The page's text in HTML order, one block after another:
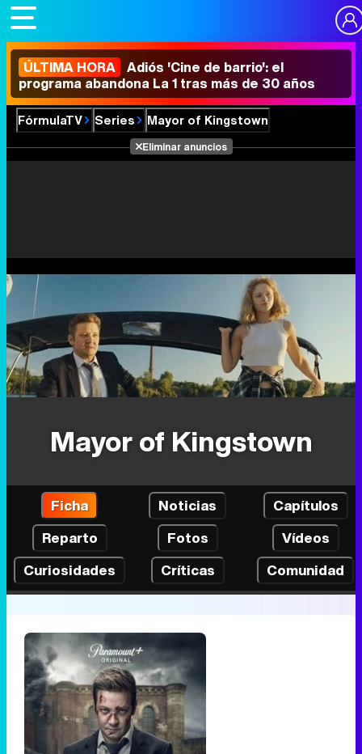
ÚLTIMA HORA Adiós 'Cine de barrio': el
programa abandona La 1 tras más de 30 años
FórmulaTV Series Mayor of Kingstown
Eliminar anuncios
Mayor of Kingstown
Ficha Noticias
Capítulos
Reparto
Fotos
Vídeos
Curiosidades
Críticas Comunidad